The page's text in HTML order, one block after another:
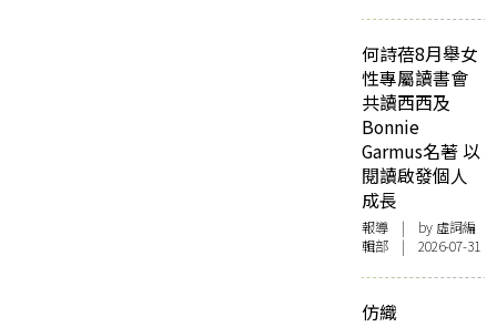
何詩蓓8月舉女
性專屬讀書會
共讀西西及
Bonnie
Garmus名著 以
閱讀啟發個人
成長
報導 | by 虛詞編
輯部 | 2026-07-31
仿織